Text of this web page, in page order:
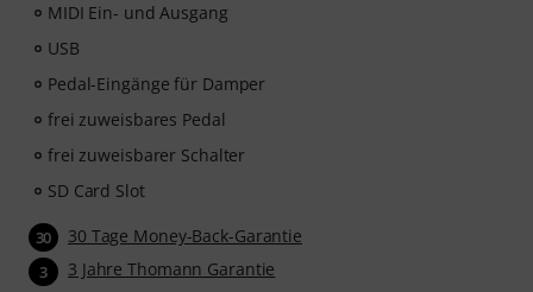
MIDI Ein- und Ausgang
USB
Pedal-Eingänge für Damper
frei zuweisbares Pedal
frei zuweisbarer Schalter
SD Card Slot
30 30 Tage Money-Back-Garantie
3 3 Jahre Thomann Garantie